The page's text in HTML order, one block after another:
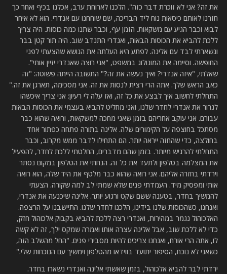
את זה? אני לא זוכרת דבר כזה". הלכנו לארוחת ערב, אכלנו בכיף ואחר כך
חזרנו לאותם כיסאות נוח ליד הבריכה, שם שוחחנו עם אנדרי. הוא לא איחר
לבוא וכבר הגיע עם משקאות. הזמן עף, וכבר שתנו כמה כוסות. היה צריך
ללכת להביא את הכוסות הבאות, ואנדרי התנדב שוב. היה תור קטן בבר
ונשארתי לבד עם אלינה. לפתע היא העלתה את הנושא שהצעתי לפני
החופשה. וסיימה את המונולוג במשפט, "אני רוצה שאנדרי יזיין אותי".
שאלתי, "איזה אנדרי? ואיך נעשה את זה?" התשובה הייתה פשוטה: "זה
כאב הראש שלך. אתה הרי רצית לנסות את זה. אני מסכימה, תארגן את זה."
התחלתי לחשוב איך לבצע את כל זה, ואז עלה לי רעיון: אני צריך איכשהו
לגרור את אנדרי לחדר שלנו, ואני מחליט להביא בעצמי את הכוסות הבאות
עבורם. אני עוקב אחריהם בזמן שאני מחכה למשקאות, ורואה שהוא כבר
מסתכל בחוצפה על הקימורים שלה. אלינה בתורה פתחה כפתור אחד
בחולצה, כדי שהחזה ייראה יותר. הם התחילו לדבר ממש מקרוב, וכבר
התחלתי להרגיש מיותר. בזמן שהם מדברים, החלטתי ללכת לחדר, להפעיל
את המצלמה בטלפון ולתעד את כל זה. הנחתי את הטלפון במקום נסתר
וירדתי בחזרה אליהם. אני רואה שהוא כבר מלטף את היד שלה, הוא רואה
אותי ומפסיק מיד. העמדתי פנים שלא שמתי לב למה שקורה. הצעתי
להמשיך בחדר, בטענה ששם שקט ורגוע יותר. אלינה שיכנעה את אנדרי,
ואנחנו, כשהכוסות שלנו בידינו, הלכנו לחדר שלנו. התיישבנו על הרצפה.
האלכוהול נגמר במהירות, ואנדרי רצה ללכת להביא בקבוק אלכוהול חזק,
כדי לא ללכת שוב, אבל אלינה עצרה אותו ואמרה שמקס ילך, זה לא קשה
לו, אתה הרי אורח, ואנחנו צריכים להיות מסבירי פנים. "החל מהשלב הזה,
כשאני לא נוכח, הסיפור יתועד בווידאו מהטלפון וימשיך עם הנוכחות שלי."
ירדתי לבר להביא אלכוהול, בזמן שאשתי אלינה ואנדרי נשארו בחדר.